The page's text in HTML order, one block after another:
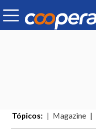
Tópicos: Magazine